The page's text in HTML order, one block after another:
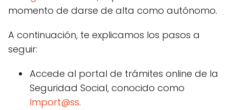
momento de darse de alta como autónomo.
A continuación, te explicamos los pasos a
seguir:
Accede al portal de trámites online de la
Seguridad Social, conocido como
Import@ss.